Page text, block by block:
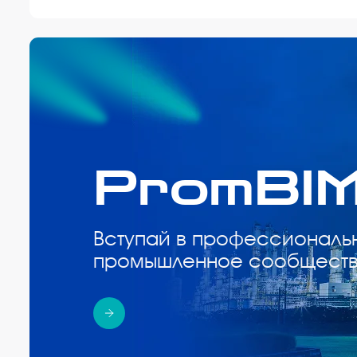
Вступай в
промышленное